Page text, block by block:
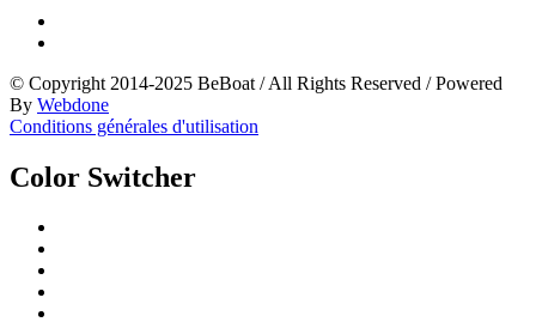
© Copyright 2014-2025 BeBoat /All Rights Reserved /Powered
By Webdone
Conditions générales d'utilisation
Color Switcher